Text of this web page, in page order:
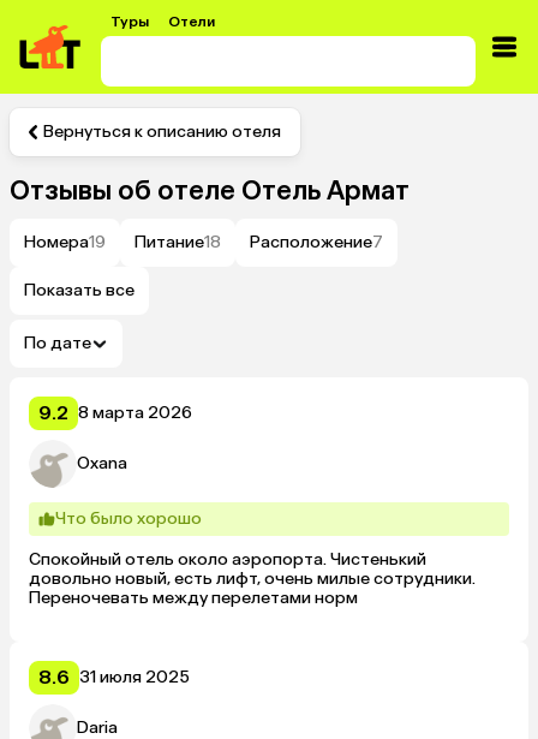
Туры Отели
Вернуться к описанию отеля
Отзывы об отеле Отель Армат
Номера19 Питание18 Расположение7
Показать все
По дате
9.2 8 марта 2026
Oxana
Что было хорошо
Спокойный отель около аэропорта. Чистенький
довольно новый, есть лифт, очень милые сотрудники.
Переночевать между перелетами норм
8.6 31 июля 2025
Daria